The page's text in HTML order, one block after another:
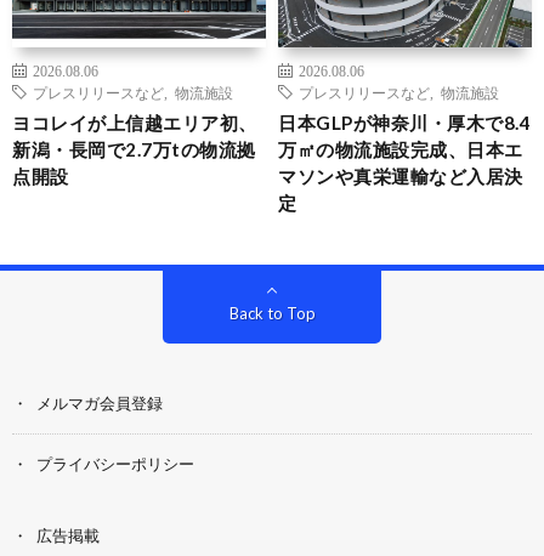
2026.08.06
プレスリリースなど
物流施設
ヨコレイが上信越エリア初、
新潟・長岡で2.7万tの物流拠
点開設
2026.08.06
プレスリリースなど
物流施設
日本GLPが神奈川・厚木で8.4
万㎡の物流施設完成、日本エ
マソンや真栄運輸など入居決
定
Back to Top
メルマガ会員登録
プライバシーポリシー
広告掲載